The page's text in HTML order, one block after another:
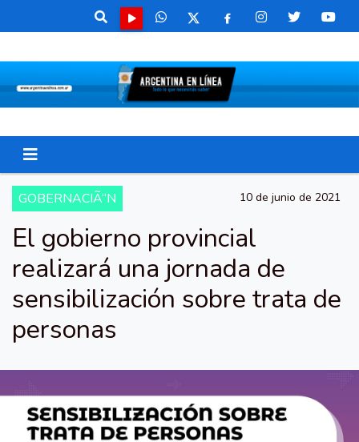
GOBERNACIÃ“N 10 de junio de 2021
El gobierno provincial
realizará una jornada de
sensibilización sobre trata de
personas